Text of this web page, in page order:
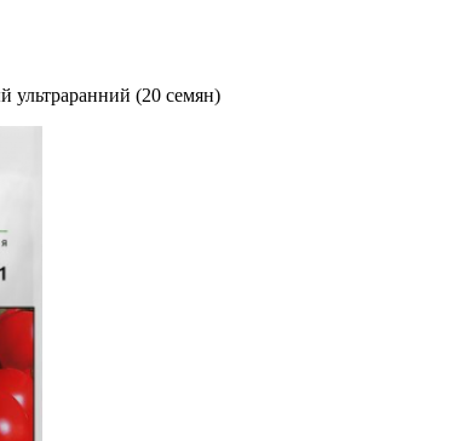
ультраранний (20 семян)